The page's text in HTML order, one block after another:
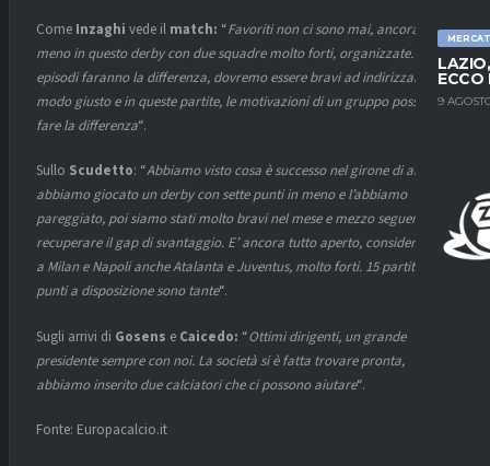
ECCO
9
Come Inzaghi vede il match: “Favoriti non ci sono mai, ancora
meno in questo derby con due squadre molto forti, organizzate. Gli
episodi faranno la differenza, dovremo essere bravi ad indirizzarli nel
modo giusto e in queste partite, le motivazioni di un gruppo possono
fare la differenza“.
Sullo Scudetto: “Abbiamo visto cosa è successo nel girone di andata,
abbiamo giocato un derby con sette punti in meno e l’abbiamo
pareggiato, poi siamo stati molto bravi nel mese e mezzo seguente a
recuperare il gap di svantaggio. E’ ancora tutto aperto, considero oltre
a Milan e Napoli anche Atalanta e Juventus, molto forti. 15 partite con
punti a disposizione sono tante“.
Sugli arrivi di Gosens e Caicedo: “Ottimi dirigenti, un grande
presidente sempre con noi. La società si è fatta trovare pronta,
abbiamo inserito due calciatori che ci possono aiutare“.
Fonte: Europacalcio.it